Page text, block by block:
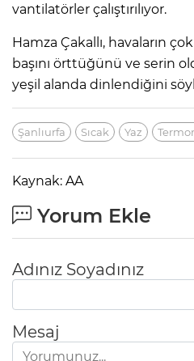
vantilatörler çalıştırılıyor.
Hamza Çakallı, havaların çok
başını örttüğünü ve serin
yeşil alanda dinlendiğini
Şanlıurfa Sıcak Yaz
Kaynak: AA
Yorum Ekle
Adınız Soyadınız
Mesaj